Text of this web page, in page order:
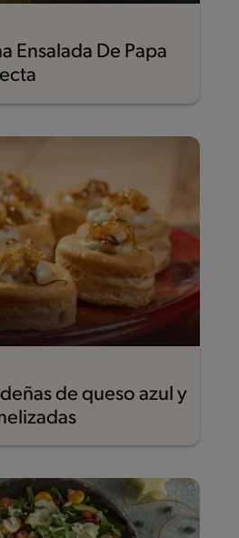
Ensalada De Papa
de queso azul y